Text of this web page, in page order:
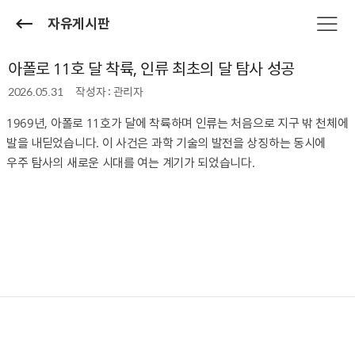
자유게시판
아폴로 11호 달 착륙, 인류 최초의 달 탐사 성공
2026.05.31 작성자 : 관리자
1969년, 아폴로 11호가 달에 착륙하며 인류는 처음으로 지구 밖 천체에
발을 내딛었습니다. 이 사건은 과학 기술의 발전을 상징하는 동시에
우주 탐사의 새로운 시대를 여는 계기가 되었습니다.